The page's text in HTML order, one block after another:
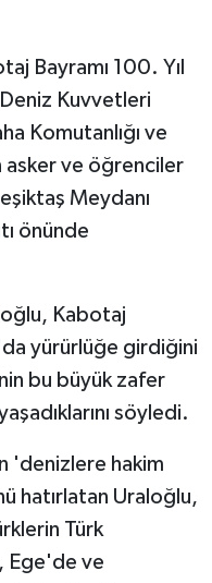
Bayramı 100. Yıl
Kuvvetleri
Komutanlığı ve
asker ve öğrenciler
Meydanı
önünde
Kabotaj
yürürlüğe girdiğini
bu büyük zafer
söyledi.
'denizlere hakim
hatırlatan Uraloğlu,
Türk
Ege'de ve